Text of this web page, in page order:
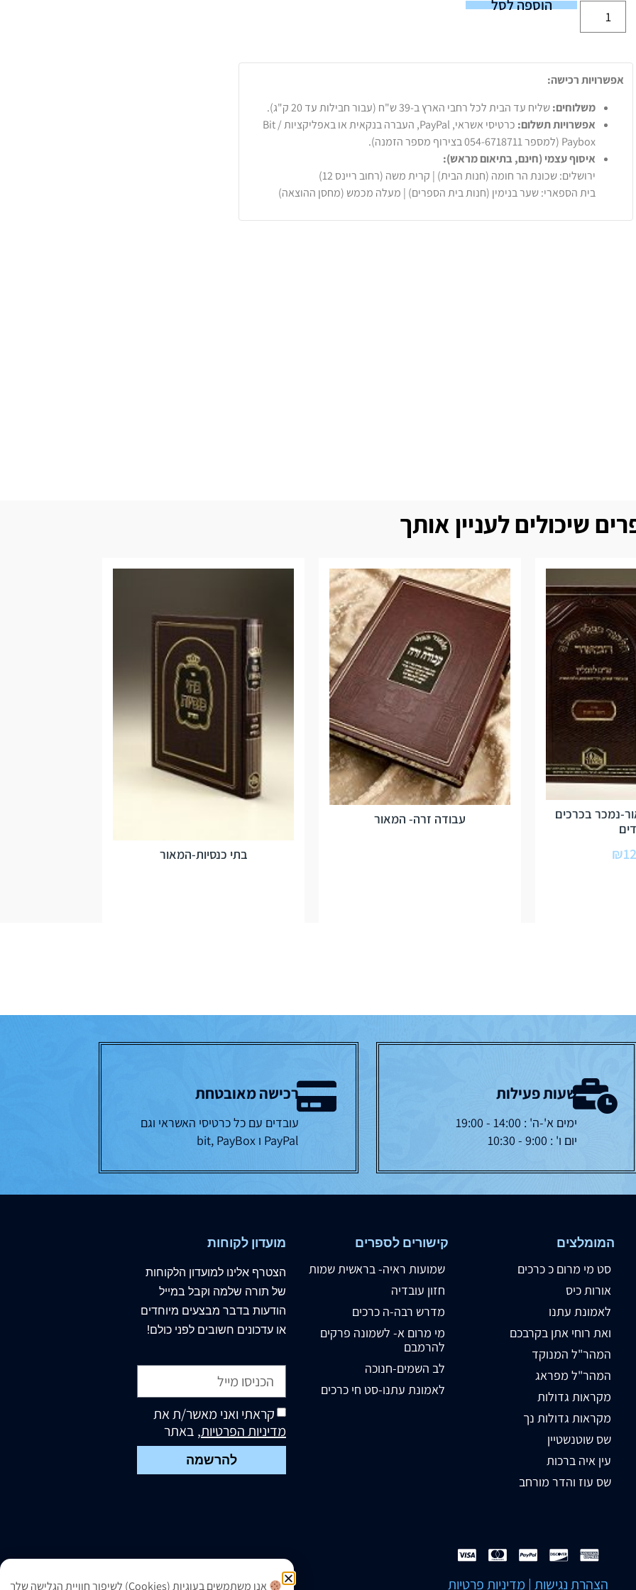
הוספה לסל
אפשרויות רכישה:
משלוחים:שליח עד הבית לכל רחבי הארץ ב-39 ש"ח (עבור חבילות עד 20 ק"ג).
אפשרויות תשלום:
כרטיסי אשראי, PayPal, העברה בנקאית או באפליקציות Bit /
Paybox (למספר 054-6718711 בצירוף מספר הזמנה).
איסוף עצמי (חינם, בתיאום מראש):
ירושלים: שכונת הר חומה (חנות הבית) | קרית משה (רחוב ריינס 12)
בית הספארי: שער בנימין (חנות בית הספרים) | מעלה מכמש (מחסן ההוצאה)
שיכולים לעניין אותך
נמכר בכרכים
₪
עבודה זרה- המאור
בתי כנסיות-המאור
שעות פעילות
ימים א'-ה' : 14:00 - 19:00
יום ו' : 9:00 - 10:30
רכישה מאובטחת
עובדים עם כל כרטיסי האשראי וגם
PayPal ו bit, PayBox
המומלצים
סט מי מרום כ כרכים
אורות כיס
לאמונת עתנו
ואת רוחי אתן בקרבכם
המהר"ל המנוקד
המהר"ל מפראג
מקראות גדולות
מקראות גדולות נך
שס שוטנשטיין
עין איה ברכות
שס עוז והדר מורחב
קישורים לספרים
שמועות ראיה- בראשית שמות
חזון עובדיה
מדרש רבה-ה כרכים
מי מרום א- לשמונה פרקים
להרמבם
לב השמים-חנוכה
לאמונת עתנו-סט חי כרכים
מועדון לקוחות
הצטרף אלינו למועדון הלקוחות
של תורה שלמה וקבל במייל
הודעות בדבר מבצעים מיוחדים
או עדכונים חשובים לפני כולם!
קראתי ואני מאשר/ת את
מדיניות הפרטיות, באתר
להרשמה
הצהרת נגישות | מדיניות פרטיות אנו משתמשים בעוגיות (Cookies) לשיפור חוויית הגלישה שלך